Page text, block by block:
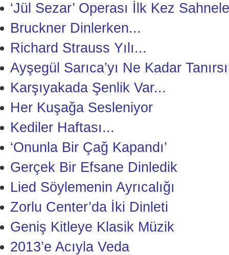
‘Jül Sezar’ Operası İlk Kez
Bruckner Dinlerken...
Richard Strauss Yılı...
Ayşegül Sarıca’yı Ne Kadar
Karşıyakada Şenlik Var...
Her Kuşağa Sesleniyor
Kediler Haftası...
‘Onunla Bir Çağ Kapandı’
Gerçek Bir Efsane Dinledik
Lied Söylemenin Ayrıcalığı
Zorlu Center’da İki Dinleti
Geniş Kitleye Klasik Müzik
2013’e Acıyla Veda